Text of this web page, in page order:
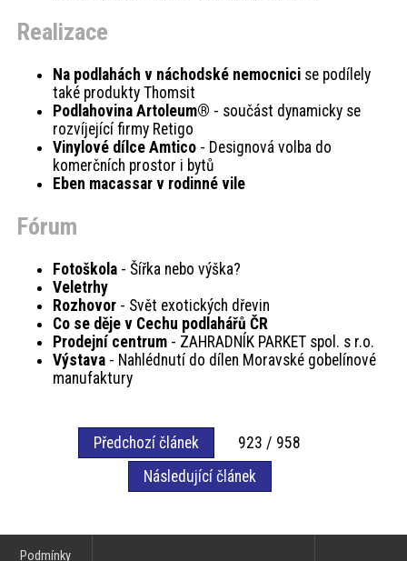
Realizace
Na podlahách v náchodské nemocnicise podílely
také produkty Thomsit
Podlahovina Artoleum® - součást dynamicky se
rozvíjející firmy Retigo
Vinylové dílce Amtico- Designová volba do
komerčních prostor i bytů
Eben macassar v rodinné vile
Fórum
Fotoškola- Šířka nebo výška?
Veletrhy
Rozhovor- Svět exotických dřevin
Co se děje v Cechu podlahářů ČR
Prodejní centrum- ZAHRADNÍK PARKET spol. s r.o.
Výstava- Nahlédnutí do dílen Moravské gobelínové
manufaktury
Předchozí článek
923 / 958
Následující článek
Podmínky